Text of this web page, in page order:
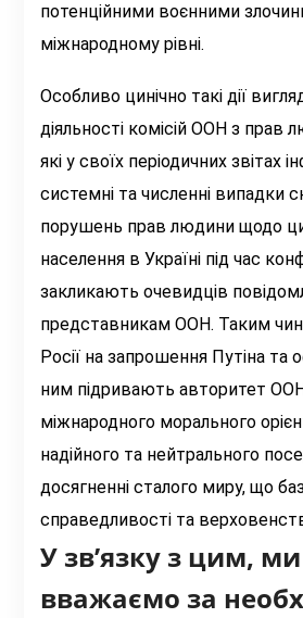
потенційними воєнними
міжнародному рівні.
Особливо цинічно такі дії
діяльності комісій ООН з прав
які у своїх періодичних звітах
системні та численні випадки
порушень прав людини щодо
населення в Україні під час
закликають очевидців
представникам ООН. Таким
Росії на запрошення Путіна та
ним підривають авторитет
міжнародного морального
надійного та нейтрального
досягненні сталого миру, що
справедливості та
У зв’язку з цим, ми
вважаємо за